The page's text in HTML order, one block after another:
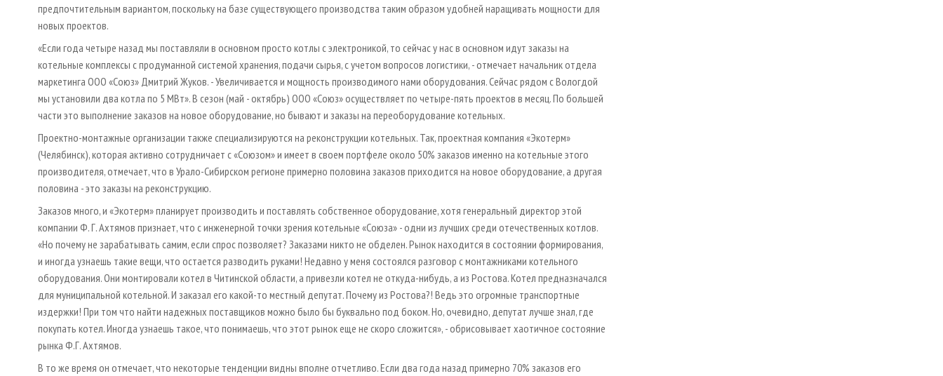
предпочтительным вариантом, поскольку на базе существующего производства таким образом удобней наращивать мощности для
новых проектов.
«Если года четыре назад мы поставляли в основном просто котлы с электроникой, то сейчас у нас в основном идут заказы на
котельные комплексы с продуманной системой хранения, подачи сырья, с учетом вопросов логистики, - отмечает начальник отдела
маркетинга ООО «Союз» Дмитрий Жуков. - Увеличивается и мощность производимого нами оборудования. Сейчас рядом с Вологдой
мы установили два котла по 5 МВт». В сезон (май - октябрь) ООО «Союз» осуществляет по четыре-пять проектов в месяц. По большей
части это выполнение заказов на новое оборудование, но бывают и заказы на переоборудование котельных.
Проектно-монтажные организации также специализируются на реконструкции котельных. Так, проектная компания «Экотерм»
(Челябинск), которая активно сотрудничает с «Союзом» и имеет в своем портфеле около 50% заказов именно на котельные этого
производителя, отмечает, что в Урало-Сибирском регионе примерно половина заказов приходится на новое оборудование, а другая
половина - это заказы на реконструкцию.
Заказов много, и «Экотерм» планирует производить и поставлять собственное оборудование, хотя генеральный директор этой
компании Ф. Г. Ахтямов признает, что с инженерной точки зрения котельные «Союза» - одни из лучших среди отечественных котлов.
«Но почему не зарабатывать самим, если спрос позволяет? Заказами никто не обделен. Рынок находится в состоянии формирования,
и иногда узнаешь такие вещи, что остается разводить руками! Недавно у меня состоялся разговор с монтажниками котельного
оборудования. Они монтировали котел в Читинской области, а привезли котел не откуда-нибудь, а из Ростова. Котел предназначался
для муниципальной котельной. И заказал его какой-то местный депутат. Почему из Ростова?! Ведь это огромные транспортные
издержки! При том что найти надежных поставщиков можно было бы буквально под боком. Но, очевидно, депутат лучше знал, где
покупать котел. Иногда узнаешь такое, что понимаешь, что этот рынок еще не скоро сложится», - обрисовывает хаотичное состояние
рынка Ф.Г. Ахтямов.
В то же время он отмечает, что некоторые тенденции видны вполне отчетливо. Если два года назад примерно 70% заказов его